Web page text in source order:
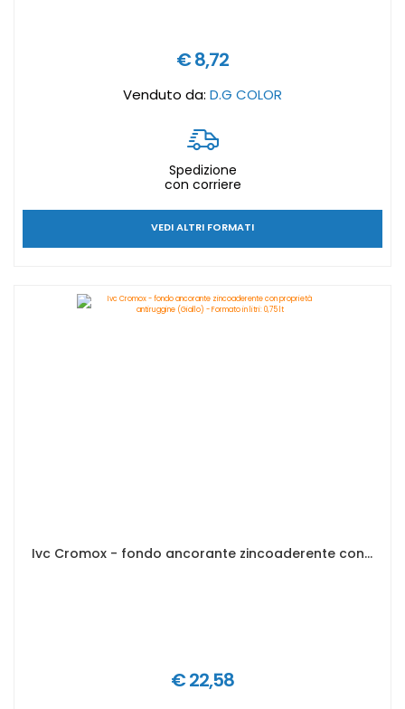
€ 8,72
Venduto da: D.G COLOR
Spedizione
con corriere
VEDI ALTRI FORMATI
Ivc Cromox - fondo ancorante zincoaderente con proprietà antiruggine (Giallo) - Formato in litri: 0,75 lt
€ 22,58